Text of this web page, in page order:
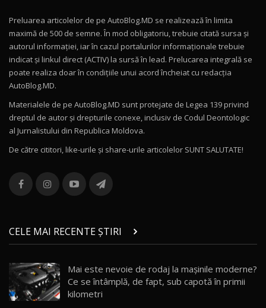
Mercedes-AMG E 53 HYBRID 4MATIC+ / Test
Drive AutoBlog.MD
16:27
11
Noul Volvo ES90 / Test Drive AutoBlog.MD
12
Noul MG HS / Test Drive AutoBlog.MD
16:48
13
combină aventura cu luxul / AutoBlog.MD
36:08
chinez care face lumea să se întoarcă după el
/ AutoBlog.MD
17:27
15 14:37
Preluarea articolelor de pe AutoBlog.MD se realizează în limita
maximă de 500 de semne. În mod obligatoriu, trebuie citată sursa și
autorul informației, iar în cazul portalurilor informaționale trebuie
indicat și linkul direct (ACTIV) la sursă în lead. Prelucarea integrală se
poate realiza doar în condițiile unui acord încheiat cu redacţia
AutoBlog.MD.
Materialele de pe AutoBlog.MD sunt protejate de Legea 139 privind
dreptul de autor și drepturile conexe, inclusiv de Codul Deontologic
al Jurnalistului din Republica Moldova.
De către cititori, like-urile şi share-urile articolelor SUNT SALUTATE!
CELE MAI RECENTE ȘTIRI
Mai este nevoie de rodaj la mașinile moderne?
Ce se întâmplă, de fapt, sub capotă în primii
kilometri